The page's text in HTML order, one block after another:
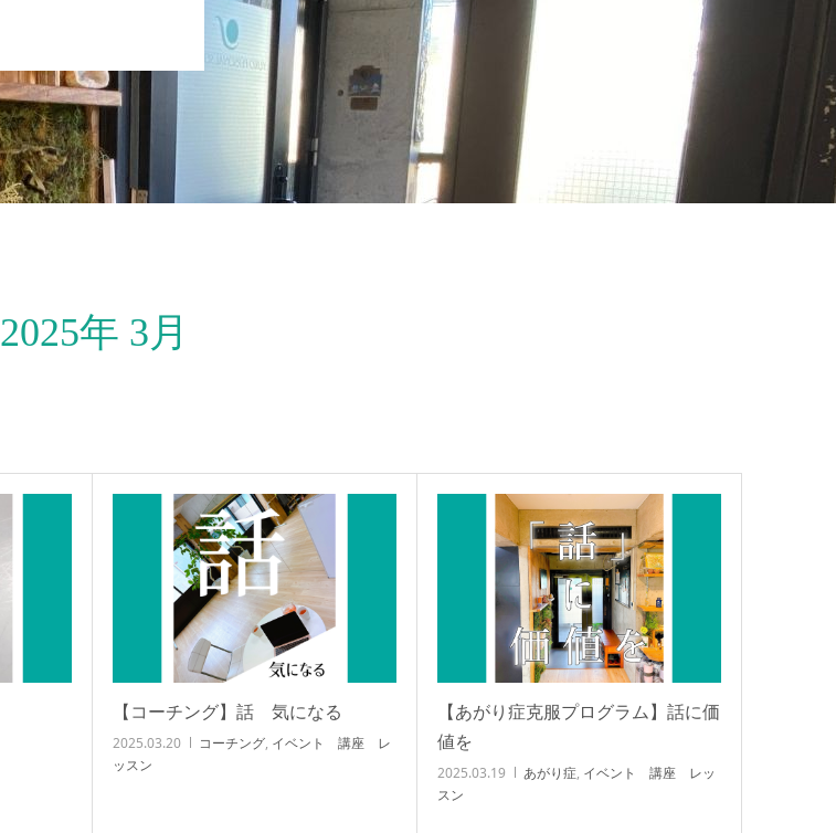
2025年 3月
【コーチング】話 気になる
2025.03.20 コーチング, イベント 講座 レ
ッスン
【あがり症克服プログラム】話に価
値を
2025.03.19 あがり症, イベント 講座 レッ
スン